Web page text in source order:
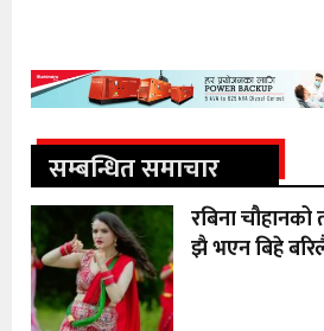
सम्बन्धित समाचार
रबिना
झै भएन बिहे